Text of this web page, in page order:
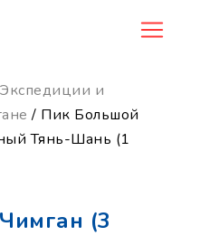
Экспедиции и
/ Пик Большой
Тянь-Шань (1
(3